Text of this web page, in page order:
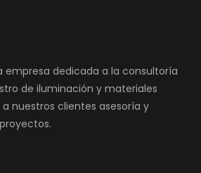
empresa dedicada a la consultoría
de iluminación y materiales
nuestros clientes asesoría y